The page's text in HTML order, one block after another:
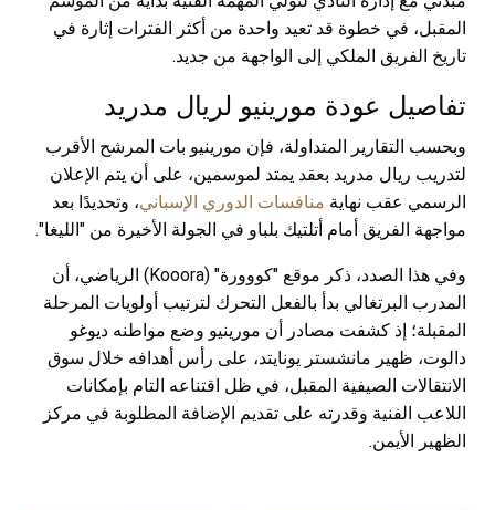
المقبل، في خطوة قد تعيد واحدة من أكثر الفترات إثارة في
تاريخ الفريق الملكي إلى الواجهة من جديد.
تفاصيل عودة مورينيو لريال مدريد
وبحسب التقارير المتداولة، فإن مورينيو بات المرشح الأقرب
لتدريب ريال مدريد بعقد يمتد لموسمين، على أن يتم الإعلان
الرسمي عقب نهاية منافسات الدوري الإسباني، وتحديدًا بعد
مواجهة الفريق أمام أتلتيك بلباو في الجولة الأخيرة من "الليغا".
وفي هذا الصدد، ذكر موقع "كووورة" (Kooora) الرياضي، أن
المدرب البرتغالي بدأ بالفعل التحرك لترتيب أولويات المرحلة
المقبلة؛ إذ كشفت مصادر أن مورينيو وضع مواطنه ديوغو
دالوت، ظهير مانشستر يونايتد، على رأس أهدافه خلال سوق
الانتقالات الصيفية المقبل، في ظل اقتناعه التام بإمكانات
اللاعب الفنية وقدرته على تقديم الإضافة المطلوبة في مركز
الظهير الأيمن.